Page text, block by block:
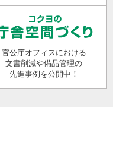
官公庁オフィスにおける
文書削減や備品管理の
先進事例を公開中！